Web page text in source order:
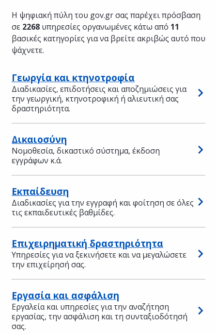
Η ψηφιακή πύλη του gov.gr σας παρέχει πρόσβαση
σε 2268 υπηρεσίες οργανωμένες κάτω από 11
βασικές κατηγορίες για να βρείτε ακριβώς αυτό που
ψάχνετε.
Γεωργία και κτηνοτροφία
Διαδικασίες, επιδοτήσεις και αποζημιώσεις για
την γεωργική, κτηνοτροφική ή αλιευτική σας
δραστηριότητα.
Δικαιοσύνη
Νομοθεσία, δικαστικό σύστημα, έκδοση
εγγράφων κ.ά.
Εκπαίδευση
Διαδικασίες για την εγγραφή και φοίτηση σε όλες
τις εκπαιδευτικές βαθμίδες.
Επιχειρηματική δραστηριότητα
Υπηρεσίες για να ξεκινήσετε και να μεγαλώσετε
την επιχείρησή σας.
Εργασία και ασφάλιση
Εργαλεία και υπηρεσίες για την αναζήτηση
εργασίας, την ασφάλιση και τη συνταξιοδότησή
σας.